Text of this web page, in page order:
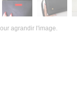
agrandir l'image.